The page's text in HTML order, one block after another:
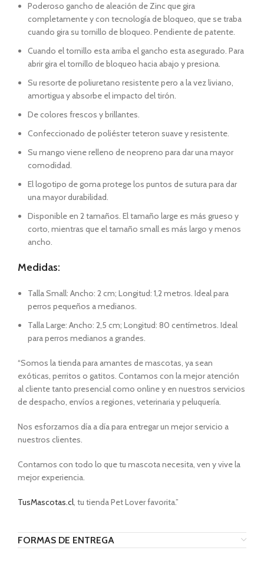
Poderoso gancho de aleación de Zinc que gira
completamente y con tecnología de bloqueo, que se traba
cuando gira su tornillo de bloqueo. Pendiente de patente.
Cuando el tornillo esta arriba el gancho esta asegurado. Para
abrir gira el tornillo de bloqueo hacia abajo y presiona.
Su resorte de poliuretano resistente pero a la vez liviano,
amortigua y absorbe el impacto del tirón.
De colores frescos y brillantes.
Confeccionado de poliéster teteron suave y resistente.
Su mango viene relleno de neopreno para dar una mayor
comodidad.
El logotipo de goma protege los puntos de sutura para dar
una mayor durabilidad.
Disponible en 2 tamaños. El tamaño large es más grueso y
corto, mientras que el tamaño small es más largo y menos
ancho.
Medidas:
Talla Small: Ancho: 2 cm; Longitud: 1,2 metros. Ideal para
perros pequeños a medianos.
Talla Large: Ancho: 2,5 cm; Longitud: 80 centímetros. Ideal
para perros medianos a grandes.
“Somos la tienda para amantes de mascotas, ya sean
exóticas, perritos o gatitos. Contamos con la mejor atención
al cliente tanto presencial como online y en nuestros servicios
de despacho, envíos a regiones, veterinaria y peluquería.
Nos esforzamos día a día para entregar un mejor servicio a
nuestros clientes.
Contamos con todo lo que tu mascota necesita, ven y vive la
mejor experiencia.
TusMascotas.cl, tu tienda Pet Lover favorita.”
FORMAS DE ENTREGA